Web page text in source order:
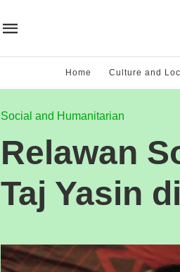
Home Culture and
Social and Humanitarian
Relawan
Taj Yasin